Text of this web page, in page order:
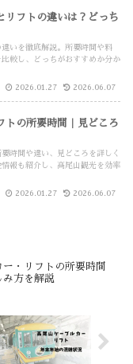
リフトの違いは？どっち
いを徹底解説。所要時間や料
較し、どっちがおすすめか分か
2026.01.27 2026.06.07
トの所要時間｜見どころ
時間や違い、見どころを詳しく
報も紹介し、高尾山観光を効率
2026.01.27 2026.06.07
・リフトの所要時間
み方を解説